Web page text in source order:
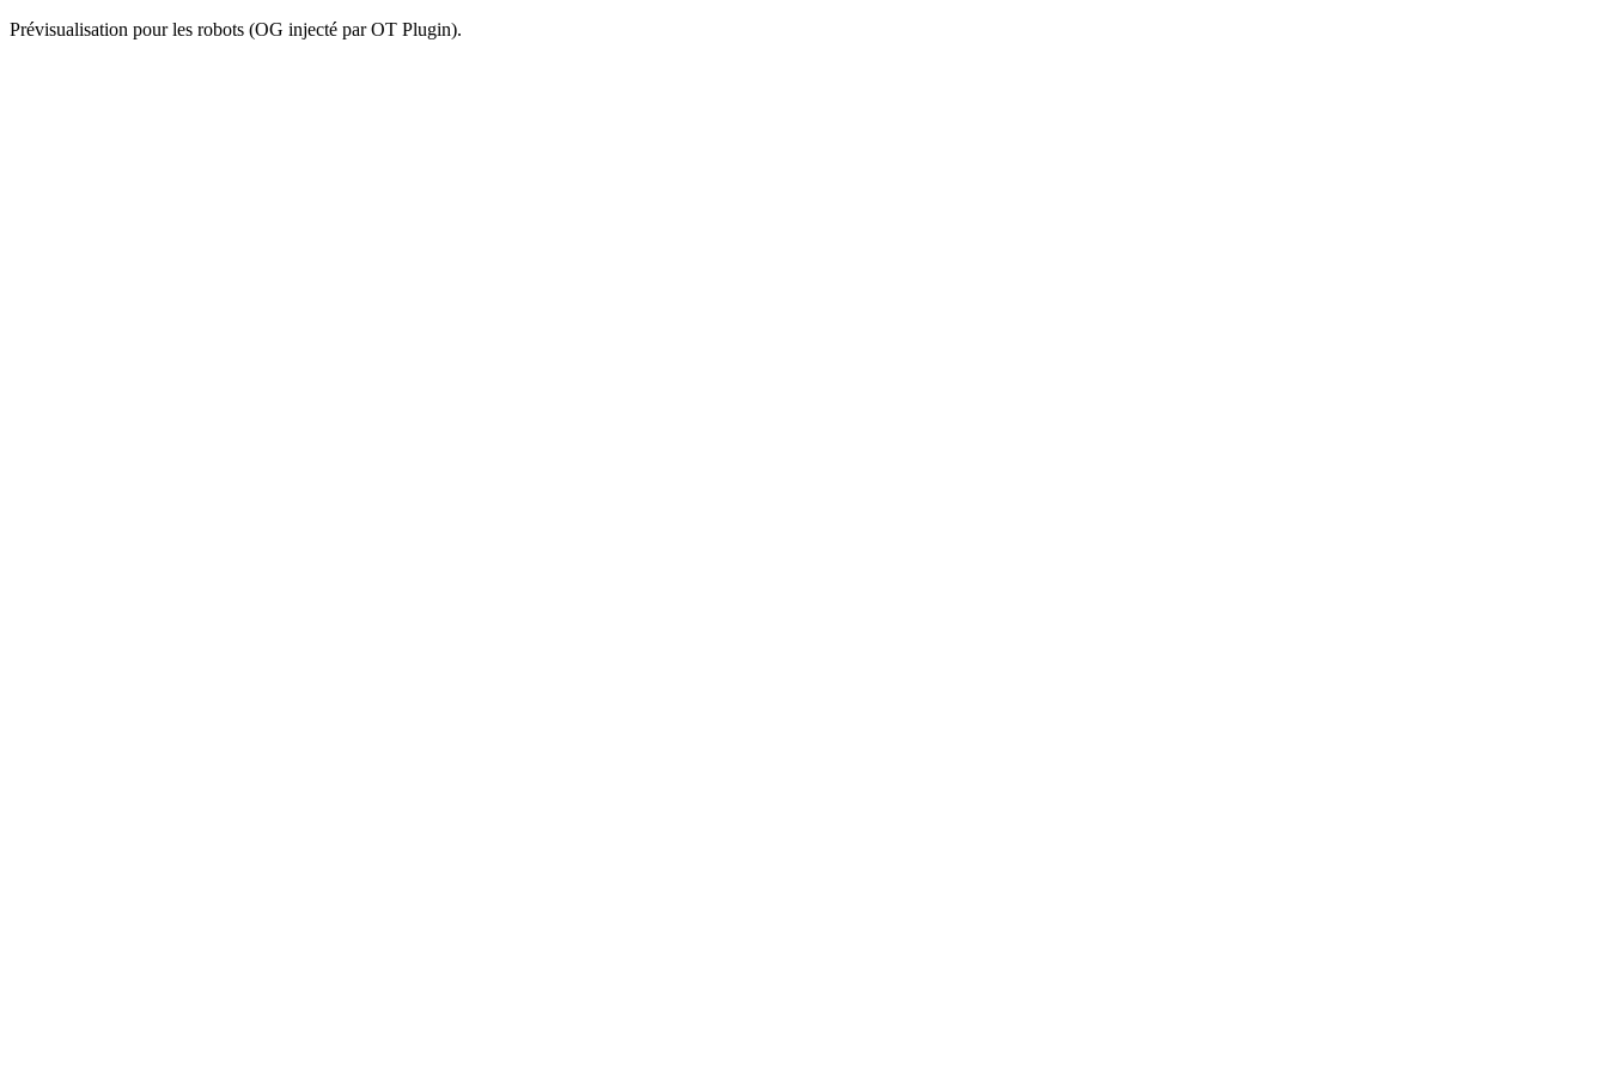
Prévisualisation pour les robots (OG injecté par OT Plugin).